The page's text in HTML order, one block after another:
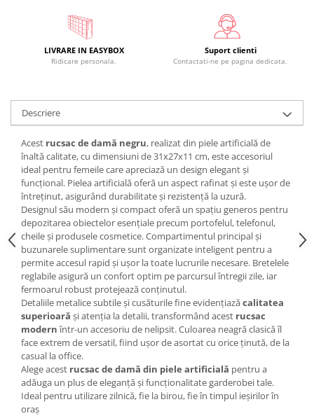
LIVRARE IN EASYBOX
Ridicare personala.
Suport clienti
Contactati-ne pe pagina dedicata.
Descriere
Acest rucsac de damă negru, realizat din piele artificială de
înaltă calitate, cu dimensiuni de 31x27x11 cm, este accesoriul
ideal pentru femeile care apreciază un design elegant și
funcțional. Pielea artificială oferă un aspect rafinat și este ușor de
întreținut, asigurând durabilitate și rezistență la uzură.
Designul său modern și compact oferă un spațiu generos pentru
depozitarea obiectelor esențiale precum portofelul, telefonul,
cheile și produsele cosmetice. Compartimentul principal și
buzunarele suplimentare sunt organizate inteligent pentru a
permite accesul rapid și ușor la toate lucrurile necesare. Bretelele
reglabile asigură un confort optim pe parcursul întregii zile, iar
fermoarul robust protejează conținutul.
Detaliile metalice subtile și cusăturile fine evidențiazăcalitatea
superioară și atenția la detalii, transformând acest rucsac
modernîntr-un accesoriu de nelipsit. Culoarea neagră clasică îl
face extrem de versatil, fiind ușor de asortat cu orice ținută, de la
casual la office.
Alege acest rucsac de damă din piele artificială pentru a
adăuga un plus de eleganță și funcționalitate garderobei tale.
Ideal pentru utilizare zilnică, fie la birou, fie în timpul ieșirilor în
oraș